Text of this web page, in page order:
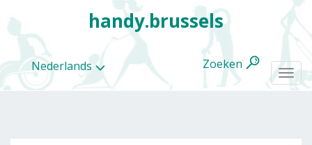
Nederlands
handy.brussels
Zoeken